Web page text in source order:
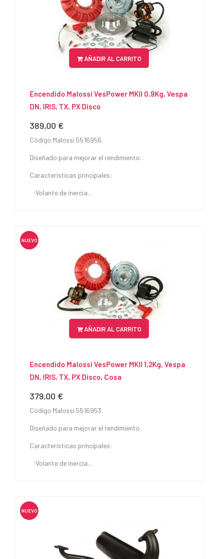
AÑADIR AL CARRITO
Encendido Malossi VesPower MKII 0,9Kg, Vespa
DN, IRIS, TX, PX Disco
Precio
389,00 €
Código Malossi 5516956.
Diseñado para mejorar el rendimiento.
Características principales:
·Volante de inercia...
NUEVO
AÑADIR AL CARRITO
Encendido Malossi VesPower MKII 1,2Kg, Vespa
DN, IRIS, TX, PX Disco, Cosa
Precio
379,00 €
Código Malossi 5516953.
Diseñado para mejorar el rendimiento.
Características principales:
·Volante de inercia...
NUEVO